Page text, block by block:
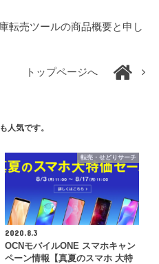
転売ツールの商品概要と申し
トップページへ
人気です。
転売・せどりサーチ
2020.8.3
OCNモバイルONE スマホキャン
ペーン情報【真夏のスマホ 大特